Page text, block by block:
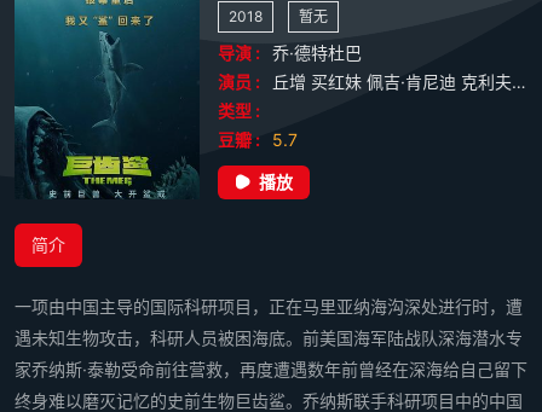
2018 暂无
导演 :
乔·德特杜巴
演员 :
丘增 买红妹 佩吉·肯尼迪 克利夫·柯蒂斯
类型 :
豆瓣 :
5.7
播放
简介
一项由中国主导的国际科研项目，正在马里亚纳海沟深处进行时，遭
遇未知生物攻击，科研人员被困海底。前美国海军陆战队深海潜水专
家乔纳斯·泰勒受命前往营救，再度遭遇数年前曾经在深海给自己留下
终身难以磨灭记忆的史前生物巨齿鲨。乔纳斯联手科研项目中的中国